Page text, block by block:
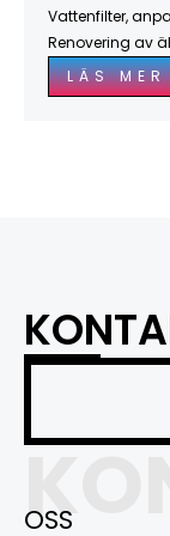
Vattenfilter,
Renovering av
LÄS MER
OSS